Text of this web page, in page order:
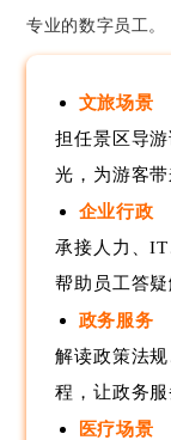
专业的数字员工。
文旅场景
担任景区导
光，为游客
企业行政
承接人力、
帮助员工答
政务服务
解读政策法
程，让政务服
医疗场景